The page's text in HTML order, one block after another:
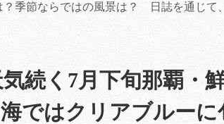
季節ならではの風景は？ 日誌を通じて
続く7月下旬那覇・
ではクリアブルーに